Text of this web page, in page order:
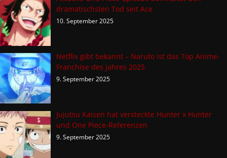
dramatischsten Tod seit Ace
10. September 2025
Netflix gibt bekannt – Naruto ist das Top Anime-
Franchise des Jahres 2025
9. September 2025
Jujutsu Kaisen hat versteckte Hunter x Hunter
und One Piece-Referenzen
9. September 2025